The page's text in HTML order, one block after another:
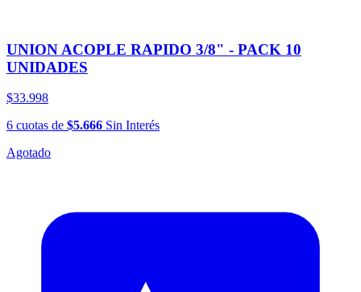
UNION ACOPLE RAPIDO 3/8" - PACK 10
UNIDADES
$33.998
6 cuotas de $5.666 Sin Interés
Agotado